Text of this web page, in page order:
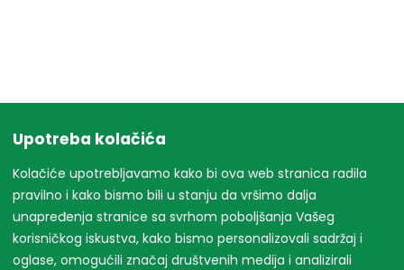
Upotreba kolačića
Kolačiće upotrebljavamo kako bi ova web stranica radila
pravilno i kako bismo bili u stanju da vršimo dalja
unapređenja stranice sa svrhom poboljšanja Vašeg
korisničkog iskustva, kako bismo personalizovali sadržaj i
oglase, omogućili značaj društvenih medija i analizirali